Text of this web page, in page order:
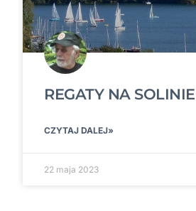
REGATY NA SOLINIE
CZYTAJ DALEJ»
22 maja 2023